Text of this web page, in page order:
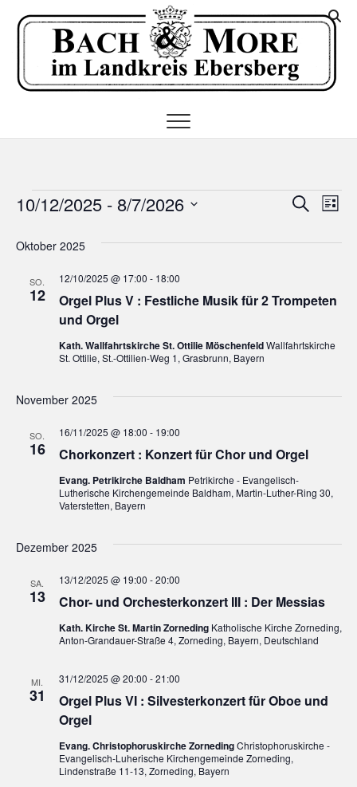
content
Veranstaltungen
V
e
a
s
t
l
t
n
e
n
u
h
S
c
V
n
s
a
n
A
i
n
L
s
10/12/2025 - 8/7/2026
a
n
Oktober 2025
SO.
12
Orgel Plus V : Festliche Musik für 2 Trompeten
und Orgel
12/10/2025 @ 17:00 - 18:00
Kath. Wallfahrtskirche St. Ottilie MöschenfeldWallfahrtskirche
St. Ottilie, St.-Ottilien-Weg 1, Grasbrunn, Bayern
November 2025
SO.
16 Chorkonzert : Konzert für Chor und Orgel
16/11/2025 @ 18:00 - 19:00
Evang. Petrikirche Baldham Petrikirche - Evangelisch-
Lutherische Kirchengemeinde Baldham, Martin-Luther-Ring 30,
Vaterstetten, Bayern
Dezember 2025
SA.
13 Chor- und Orchesterkonzert III : Der Messias
13/12/2025 @ 19:00 -20:00
Kath. Kirche St. Martin Zorneding Katholische Kirche Zorneding,
Anton-Grandauer-Straße 4, Zorneding, Bayern, Deutschland
MI.
31
Orgel Plus VI : Silvesterkonzert für Oboe und
Orgel
31/12/2025 @ 20:00 -21:00
Evang. Christophoruskirche ZornedingChristophoruskirche -
Evangelisch-Luherische Kirchengemeinde Zorneding,
Lindenstraße 11-13, Zorneding, Bayern